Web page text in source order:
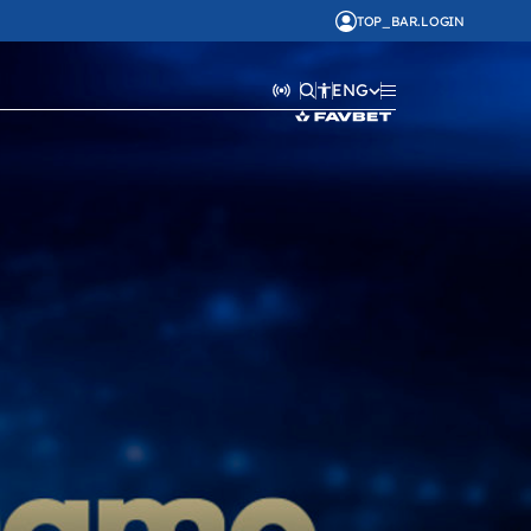
TOP_BAR.LOGIN
ENG